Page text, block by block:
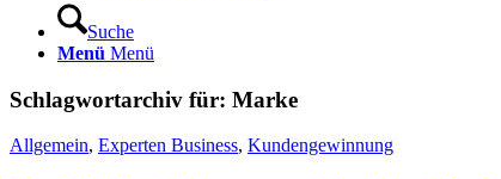
Suche
Menü Menü
Schlagwortarchiv für: Marke
Allgemein, Experten Business, Kundengewinnung